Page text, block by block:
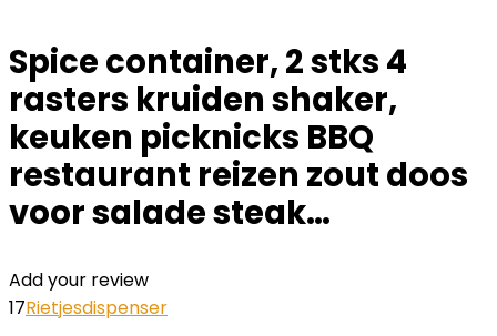
Spice container, 2 stks 4
rasters kruiden shaker,
keuken picknicks BBQ
restaurant reizen zout doos
voor salade steak…
Add your review
17Rietjesdispenser